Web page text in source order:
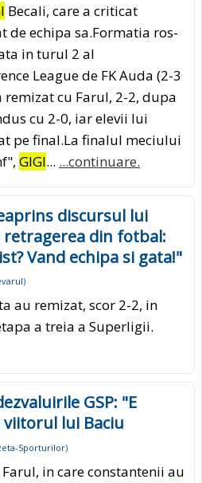
Becali, care a criticat
de echipa sa.Formatia ros-
in turul 2 al
League de FK Auda (2-3
remizat cu Farul, 2-2, dupa
cu 2-0, iar elevii lui
pe final.La finalul meciului
GIGI... ...continuare.
discursul lui
retragerea din fotbal:
Vand echipa si gata!"
)
au remizat, scor 2-2, in
a treia a Superligii.
GSP: "E
viitorul lui Baciu
Sporturilor)
in care constantenii au